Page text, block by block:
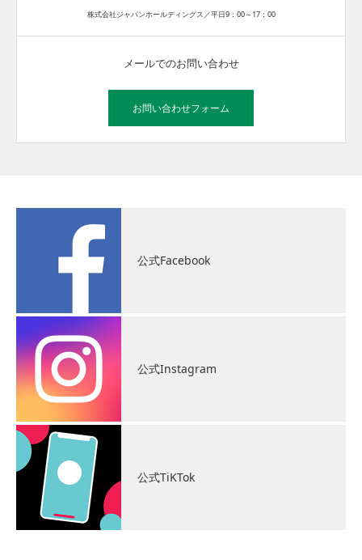
株式会社ジャパンホールディングス／平日9：00～17：00
メールでのお問い合わせ
お問い合わせフォーム
公式Facebook
公式Instagram
公式TiKTok